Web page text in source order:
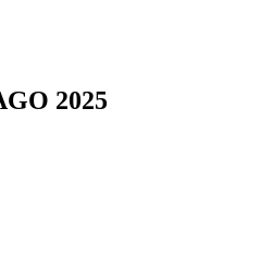
2025